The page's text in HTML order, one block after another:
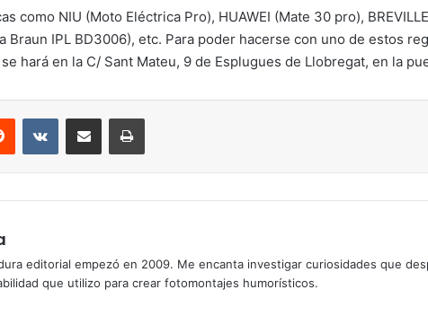
como NIU (Moto Eléctrica Pro), HUAWEI (Mate 30 pro),
Braun IPL BD3006), etc. Para poder hacerse con uno de estos
hará en la C/ Sant Mateu, 9 de Esplugues de Llobregat, en la
Reddit VKontakteCompartir por correo electrónicoImprimir
editorial empezó en 2009. Me encanta investigar curiosidades que
que utilizo para crear fotomontajes humorísticos.